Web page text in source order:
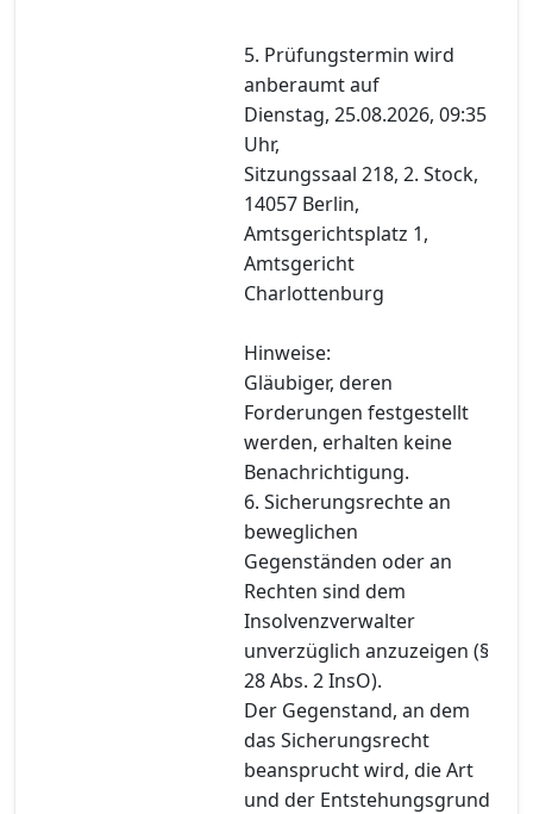
5. Prüfungstermin wird
anberaumt auf
Dienstag, 25.08.2026, 09:35
Uhr,
Sitzungssaal 218, 2. Stock,
14057 Berlin,
Amtsgerichtsplatz 1,
Amtsgericht
Charlottenburg
Hinweise:
Gläubiger, deren
Forderungen festgestellt
werden, erhalten keine
Benachrichtigung.
6. Sicherungsrechte an
beweglichen
Gegenständen oder an
Rechten sind dem
Insolvenzverwalter
unverzüglich anzuzeigen (§
28 Abs. 2 InsO).
Der Gegenstand, an dem
das Sicherungsrecht
beansprucht wird, die Art
und der Entstehungsgrund